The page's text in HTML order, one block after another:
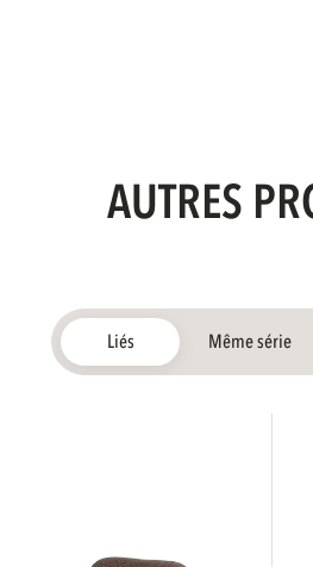
AUTRES
Liés Même série